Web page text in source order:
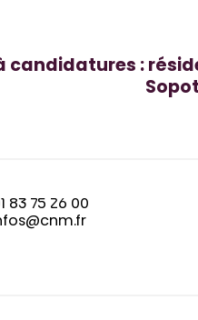
candidatures :
83 75 26 00